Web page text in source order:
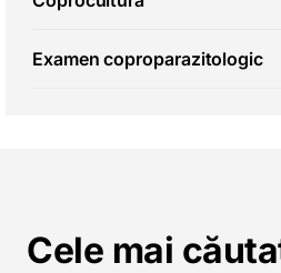
Examen coproparazitologic
Cele mai